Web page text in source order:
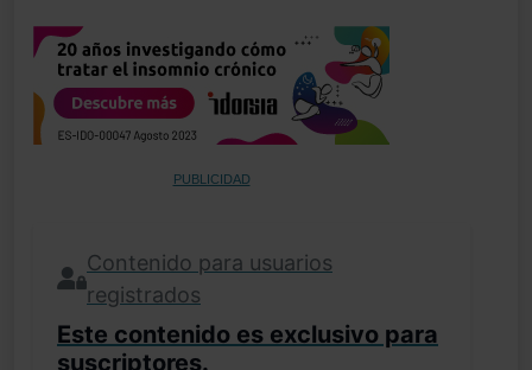
PUBLICIDAD
Contenido para usuarios
registrados
Este contenido es exclusivo para
suscriptores.